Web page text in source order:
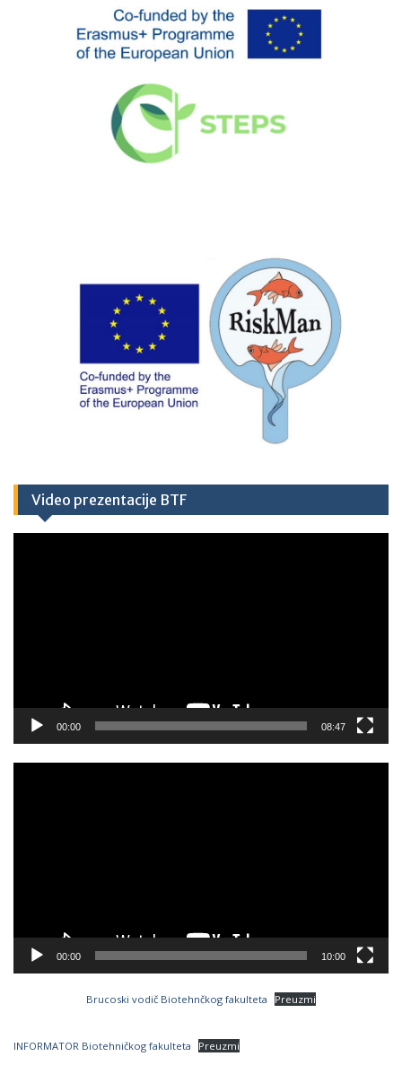
Video prezentacije BTF
00:00 08:47
00:00 10:00
Brucoski vodič Biotehnčkog fakulteta Preuzmi
INFORMATOR Biotehničkog fakulteta Preuzmi